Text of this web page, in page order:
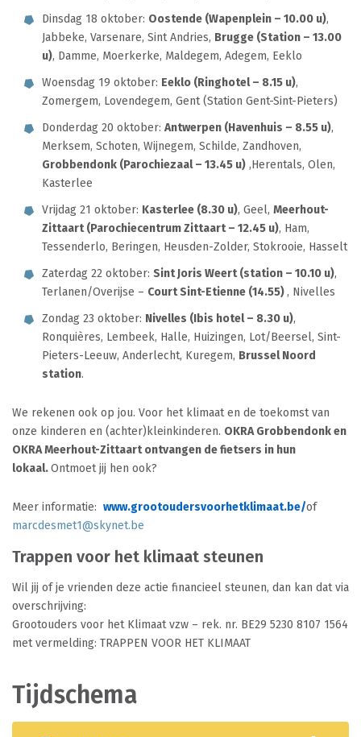
Dinsdag 18 oktober: Oostende (Wapenplein – 10.00 u),
Jabbeke, Varsenare, Sint Andries, Brugge (Station – 13.00
u), Damme, Moerkerke, Maldegem, Adegem, Eeklo
Woensdag 19 oktober: Eeklo (Ringhotel – 8.15 u),
Zomergem, Lovendegem, Gent (Station Gent-Sint-Pieters)
Donderdag 20 oktober: Antwerpen (Havenhuis – 8.55 u),
Merksem, Schoten, Wijnegem, Schilde, Zandhoven,
Grobbendonk (Parochiezaal – 13.45 u) ,Herentals, Olen,
Kasterlee
Vrijdag 21 oktober: Kasterlee (8.30 u), Geel, Meerhout-
Zittaart (Parochiecentrum Zittaart – 12.45 u), Ham,
Tessenderlo, Beringen, Heusden-Zolder, Stokrooie, Hasselt
Zaterdag 22 oktober: Sint Joris Weert (station – 10.10 u),
Terlanen/Overijse – Court Sint-Etienne (14.55), Nivelles
Zondag 23 oktober: Nivelles (Ibis hotel – 8.30 u),
Ronquières, Lembeek, Halle, Huizingen, Lot/Beersel, Sint-
Pieters-Leeuw, Anderlecht, Kuregem, Brussel Noord
station.
We rekenen ook op jou. Voor het klimaat en de toekomst van
onze kinderen en (achter)kleinkinderen. OKRA Grobbendonk en
OKRA Meerhout-Zittaart ontvangen de fietsers in hun
lokaal.Ontmoet jij hen ook?
Meer informatie: www.grootoudersvoorhetklimaat.be/of
marcdesmet1@skynet.be
Trappen voor het klimaat steunen
Wil jij of je vrienden deze actie financieel steunen, dan kan dat via
overschrijving:
Grootouders voor het Klimaat vzw – rek. nr. BE29 5230 8107 1564
met vermelding: TRAPPEN VOOR HET KLIMAAT
Tijdschema